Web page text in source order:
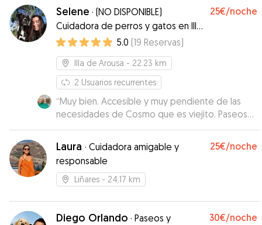
Selene · (NO DISPONIBLE)
Cuidadora de perros y gatos en Illa
de Arousa
25€/noche
5.0 (19 Reservas)
Illa de Arousa - 22.23 km
2 Usuarios recurrentes
“Muy bien. Accesible y muy pendiente de las
necesidades de Cosmo que es viejito. Paseos
cortos y mucho cariño. Muy contenta”
Laura · Cuidadora amigable y
responsable
25€/noche
Liñares - 24.17 km
Diego Orlando · Paseos y
30€/noche